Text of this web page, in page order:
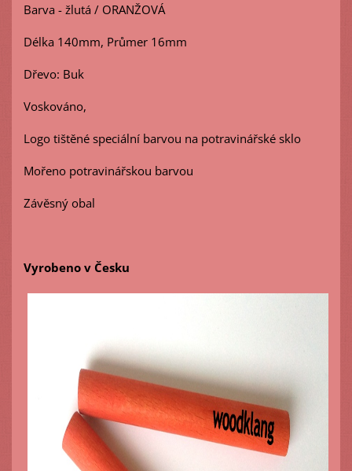
Barva - žlutá / ORANŽOVÁ
Délka 140mm, Průmer 16mm
Dřevo: Buk
Voskováno,
Logo tištěné speciální barvou na potravinářské sklo
Mořeno potravinářskou barvou
Závěsný obal
Vyrobeno v Česku